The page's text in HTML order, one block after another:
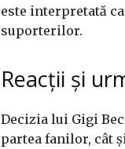
este interpretată
suporterilor.
Reacții și
Decizia lui Gigi
partea fanilor, cât